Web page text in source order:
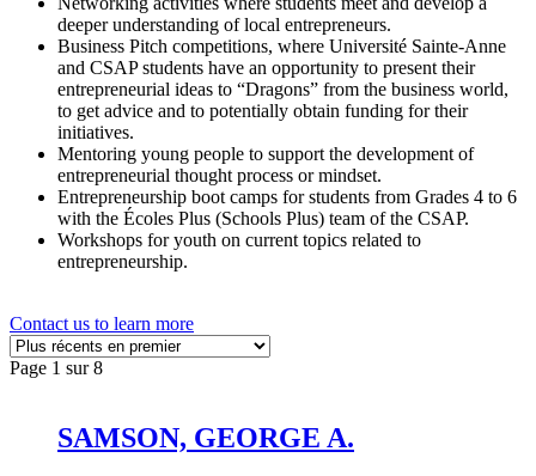
deeper understanding of local entrepreneurs.
Business Pitch competitions, where Université Sainte-Anne
and CSAP students have an opportunity to present their
entrepreneurial ideas to “Dragons” from the business world,
to get advice and to potentially obtain funding for their
initiatives.
Mentoring young people to support the development of
entrepreneurial thought process or mindset.
Entrepreneurship boot camps for students from Grades 4 to 6
with the Écoles Plus (Schools Plus) team of the CSAP.
Workshops for youth on current topics related to
entrepreneurship.
Contact us to learn more
Page 1 sur 8
SAMSON, GEORGE A.